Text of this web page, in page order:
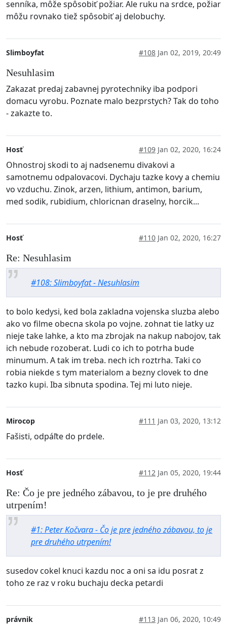
senníka, môže spôsobiť požiar. Ale ruku na srdce, požiar
môžu rovnako tiež spôsobiť aj delobuchy.
Slimboyfat #108 Jan 02, 2019, 20:49
Nesuhlasim
Zakazat predaj zabavnej pyrotechniky iba podpori
domacu vyrobu. Poznate malo bezprstych? Tak do toho
- zakazte to.
Hosť #109 Jan 02, 2020, 16:24
Ohnostroj skodi to aj nadsenemu divakovi a
samotnemu odpalovacovi. Dychaju tazke kovy a chemiu
vo vzduchu. Zinok, arzen, lithium, antimon, barium,
med sodik, rubidium, chloricnan draselny, horcik...
Hosť #110 Jan 02, 2020, 16:27
Re: Nesuhlasim
#108: Slimboyfat - Nesuhlasim
to bolo kedysi, ked bola zakladna vojenska sluzba alebo
ako vo filme obecna skola po vojne. zohnat tie latky uz
nieje take lahke, a kto ma zbrojak na nakup nabojov, tak
ich nebude rozoberat. Ludi co ich to potrha bude
minumum. A tak im treba. nech ich roztrha. Taki co
robia niekde s tym materialom a bezny clovek to dne
tazko kupi. Iba sibnuta spodina. Tej mi luto nieje.
Mirocop #111 Jan 03, 2020, 13:12
Fašisti, odpáľte do prdele.
Hosť #112 Jan 05, 2020, 19:44
Re: Čo je pre jedného zábavou, to je pre druhého
utrpením!
#1: Peter Kočvara - Čo je pre jedného zábavou, to je
pre druhého utrpením!
susedov cokel knuci kazdu noc a oni sa idu posrat z
toho ze raz v roku buchaju decka petardi
právnik #113 Jan 06, 2020, 10:49